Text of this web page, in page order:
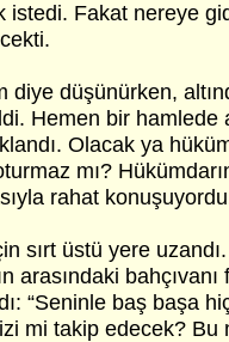
istedi. Fakat nereye
diye düşünürken,
Hemen bir hamlede
Olacak ya
mı?
rahat
sırt üstü yere
arasındaki bahçıvanı
“Seninle baş başa
mi takip edecek? Bu